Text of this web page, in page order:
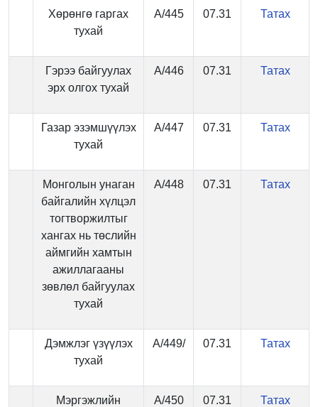
Хөрөнгө гаргах
тухай
А/445 07.31 Татах
Гэрээ байгуулах
эрх олгох тухай
А/446 07.31 Татах
Газар эзэмшүүлэх
тухай
А/447 07.31 Татах
Монголын унаган
байгалийн хүлцэл
тогтворжилтыг
хангах нь төслийн
аймгийн хамтын
ажиллагааны
зөвлөл байгуулах
тухай
А/448 07.31 Татах
Дэмжлэг үзүүлэх
тухай
А/449/ 07.31 Татах
Мэргэжлийн
А/450 07.31 Татах